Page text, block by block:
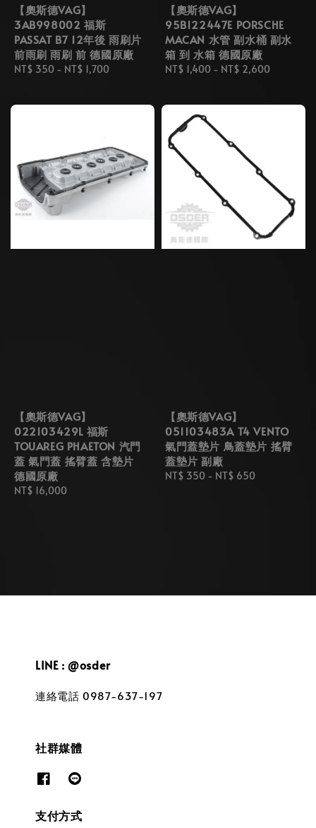
【奧斯德VAG】
3AB998002 福斯
PASSAT B7 12年後 雨刷片
前雨刷 雨刷 前 德國原廠
Regular
NT$ 350 - NT$ 1,700
【奧斯德VAG】
95B122447E PORSCHE
MACAN 水管 副水桶 副水
箱 到 水箱 德國原廠
Regular
NT$ 1,400 - NT$ 2,600
【奧斯德VAG】
022103429L 福斯
TOUAREG PHAETON 汽門
蓋 氣門蓋 搖臂蓋 含墊片
德國原廠
Regular
NT$ 16,000
【奧斯德VAG】
051103483A T4 VENTO
氣門蓋墊片 鳥蓋墊片 搖臂
蓋墊片 副廠
Regular
NT$ 350 - NT$ 650
LINE : @osder
連絡電話 0987-637-197
社群媒體
支付方式